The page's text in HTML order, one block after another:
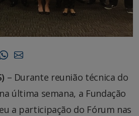
– Durante reunião técnica do
última semana, a Fundação
a participação do Fórum nas